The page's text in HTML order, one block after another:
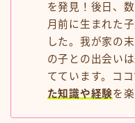
を発見！後日、
月前に生まれた
した。我が家の
の子との出会い
てています。コ
た知識や経験を